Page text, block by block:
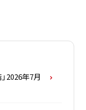
2026年7月